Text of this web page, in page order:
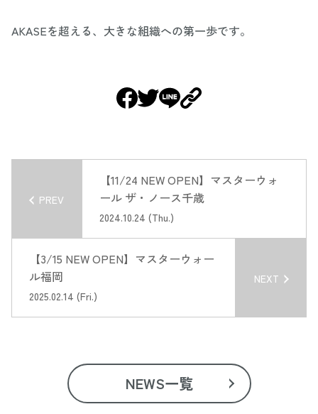
AKASEを超える、大きな組織への第一歩です。
PREV
【11/24 NEW OPEN】マスターウォ
ール ザ・ノース千歳
2024.10.24 (Thu.)
【3/15 NEW OPEN】マスターウォー
ル福岡
2025.02.14 (Fri.)
NEXT
NEWS一覧